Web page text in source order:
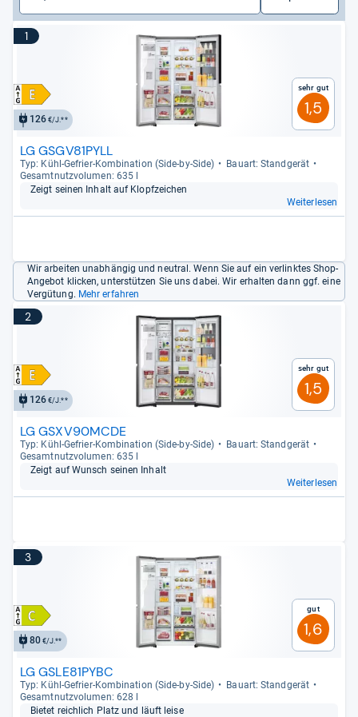
1
126 €/J.**
Sehr gut
1,5
LG GSGV81PYLL
Typ: Kühl-​Gefrier-​Kom­bi­na­tion (Side-​by-​Side)
Bau­art: Stand­ge­rät
Gesamt­nutz­vo­lu­men: 635 l
Zeigt sei­nen Inhalt auf Klopf­zei­chen
Weiterlesen
Wir arbeiten unabhängig und neutral. Wenn Sie auf ein verlinktes Shop-
Angebot klicken, unterstützen Sie uns dabei. Wir erhalten dann ggf. eine
Vergütung. Mehr erfahren
2
126 €/J.**
Sehr gut
1,5
LG GSXV90MCDE
Typ: Kühl-​Gefrier-​Kom­bi­na­tion (Side-​by-​Side)
Bau­art: Stand­ge­rät
Gesamt­nutz­vo­lu­men: 635 l
Zeigt auf Wunsch sei­nen Inhalt
Weiterlesen
3
80€/J.**
Gut
1,6
LG GSLE81PYBC
Typ: Kühl-​Gefrier-​Kom­bi­na­tion (Side-​by-​Side)
Bau­art: Stand­ge­rät
Gesamt­nutz­vo­lu­men: 628 l
Bie­tet reich­lich Platz und läuft leise